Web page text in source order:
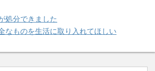
処分できました
なものを生活に取り入れてほしい